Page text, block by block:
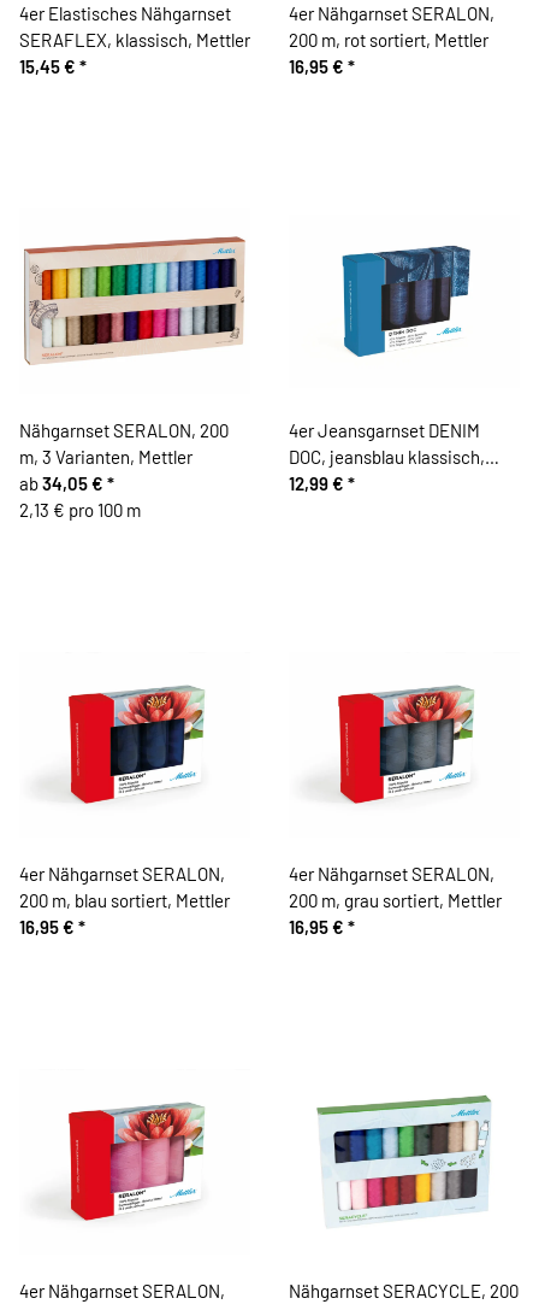
4er Elastisches Nähgarnset
SERAFLEX, klassisch, Mettler
15,45 € *
4er Nähgarnset SERALON,
200 m, rot sortiert, Mettler
16,95 € *
Nähgarnset SERALON, 200
m, 3 Varianten, Mettler
ab34,05 € *
2,13 € pro 100 m
4er Jeansgarnset DENIM
DOC, jeansblau klassisch,
Mettler
12,99 € *
4er Nähgarnset SERALON,
200 m, blau sortiert, Mettler
16,95 € *
4er Nähgarnset SERALON,
200 m, grau sortiert, Mettler
16,95 € *
4er Nähgarnset SERALON,
Nähgarnset SERACYCLE, 200